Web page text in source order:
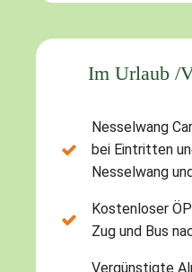
Im Urlaub /
Nesselwang
bei Eintritten
Nesselwang
Kostenloser
Zug und Bus
Vergünstigte